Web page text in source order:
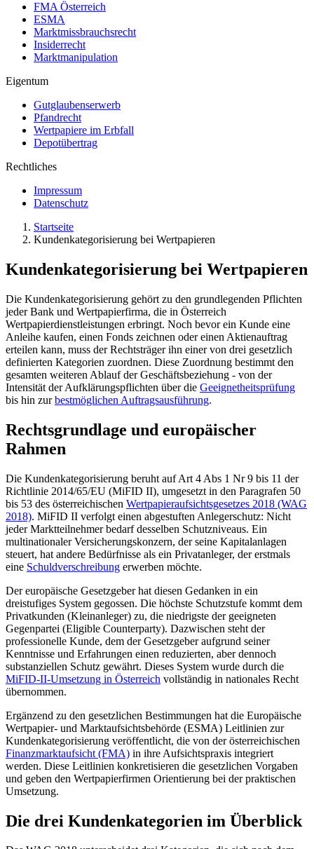
FMA Österreich
ESMA
Marktmissbrauchsrecht
Insiderrecht
Marktmanipulation
Eigentum
Gutglaubenserwerb
Pfandrecht
Wertpapiere im Erbfall
Depotübertrag
Rechtliches
Impressum
Datenschutz
Startseite
Kundenkategorisierung bei Wertpapieren
Kundenkategorisierung bei Wertpapieren
Die Kundenkategorisierung gehört zu den grundlegenden Pflichten
jeder Bank und Wertpapierfirma, die in Österreich
Wertpapierdienstleistungen erbringt. Noch bevor ein Kunde eine
Anleihe kaufen, einen Fonds zeichnen oder einen Aktienauftrag
erteilen kann, muss der Rechtsträger ihn einer von drei gesetzlich
definierten Kategorien zuordnen. Diese Zuordnung bestimmt den
gesamten weiteren Ablauf der Geschäftsbeziehung - von der
Intensität der Aufklärungspflichten über die Geeignetheitsprüfung
bis hin zurbestmöglichen Auftragsausführung.
Rechtsgrundlage und europäischer
Rahmen
Die Kundenkategorisierung beruht auf Art 4 Abs 1 Nr 9 bis 11 der
Richtlinie 2014/65/EU (MiFID II), umgesetzt in den Paragrafen 50
bis 53 des österreichischen Wertpapieraufsichtsgesetzes 2018 (WAG
2018). MiFID II verfolgt einen abgestuften Anlegerschutz: Nicht
jeder Marktteilnehmer bedarf desselben Schutzniveaus. Ein
multinationaler Versicherungskonzern, der seine Kapitalanlagen
steuert, hat andere Bedürfnisse als ein Privatanleger, der erstmals
eine Schuldverschreibung erwerben möchte.
Der europäische Gesetzgeber hat diesen Gedanken in ein
dreistufiges System gegossen. Die höchste Schutzstufe kommt dem
Privatkunden (Kleinanleger) zu, die niedrigste der geeigneten
Gegenpartei (Eligible Counterparty). Dazwischen steht der
professionelle Kunde, dem der Gesetzgeber aufgrund seiner
Kenntnisse und Erfahrungen einen reduzierten, aber dennoch
substanziellen Schutz gewährt. Dieses System wurde durch die
MiFID-II-Umsetzung in Österreich vollständig in nationales Recht
übernommen.
Ergänzend zu den gesetzlichen Bestimmungen hat die Europäische
Wertpapier- und Marktaufsichtsbehörde (ESMA) Leitlinien zur
Kundenkategorisierung veröffentlicht, die von der österreichischen
Finanzmarktaufsicht (FMA) in ihre Aufsichtspraxis integriert
werden. Diese Leitlinien konkretisieren die gesetzlichen Vorgaben
und geben den Wertpapierfirmen Orientierung bei der praktischen
Umsetzung.
Die drei Kundenkategorien im Überblick